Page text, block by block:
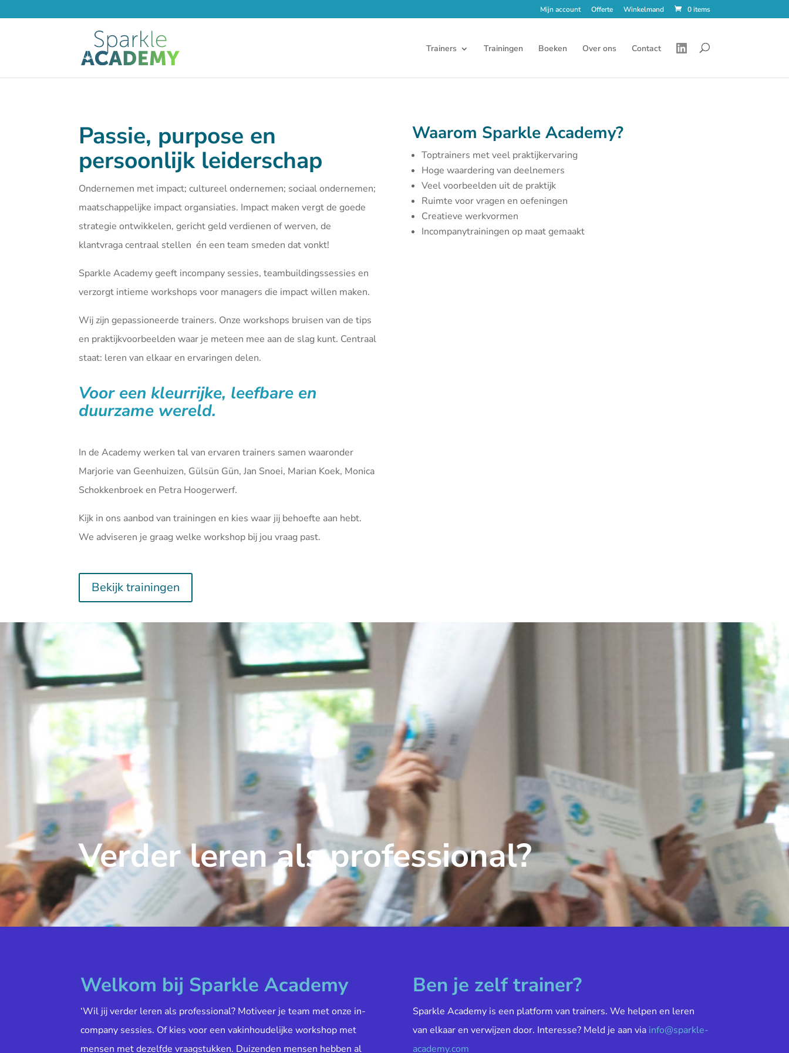
Mijn account Offerte Winkelmand 0 items
Trainers Trainingen Boeken Over ons Contact
Passie, purpose en
persoonlijk leiderschap
Ondernemen met impact; cultureel ondernemen; sociaal ondernemen;
maatschappelijke impact organsiaties. Impact maken vergt de goede
strategie ontwikkelen, gericht geld verdienen of werven, de
klantvraga centraal stellen én een team smeden dat vonkt!
Sparkle Academy geeft incompany sessies, teambuildingssessies en
verzorgt intieme workshops voor managers die impact willen maken.
Wij zijn gepassioneerde trainers. Onze workshops bruisen van de tips
en praktijkvoorbeelden waar je meteen mee aan de slag kunt. Centraal
staat: leren van elkaar en ervaringen delen.
Voor een kleurrijke, leefbare en
duurzame wereld.
In de Academy werken tal van ervaren trainers samen waaronder
Marjorie van Geenhuizen, Gülsün Gün, Jan Snoei, Marian Koek, Monica
Schokkenbroek en Petra Hoogerwerf.
Kijk in ons aanbod vantrainingen en kies waar jij behoefte aan hebt.
We adviseren je graag welke workshop bij jou vraag past.
Bekijk trainingen
Waarom Sparkle Academy?
Toptrainers met veel praktijkervaring
Hoge waardering van deelnemers
Veel voorbeelden uit de praktijk
Ruimte voor vragen en oefeningen
Creatieve werkvormen
Incompanytrainingen op maat gemaakt
Verder leren als professional?
Welkom bij Sparkle Academy
‘Wil jij verder leren als professional? Motiveer je team met onze in-
company sessies. Of kies voor een vakinhoudelijke workshop met
mensen met dezelfde vraagstukken. Duizenden mensen hebben al
Ben je zelf trainer?
Sparkle Academy is een platform van trainers. We helpen en leren
van elkaar en verwijzen door. Interesse? Meld je aan via info@sparkle-
academy.com